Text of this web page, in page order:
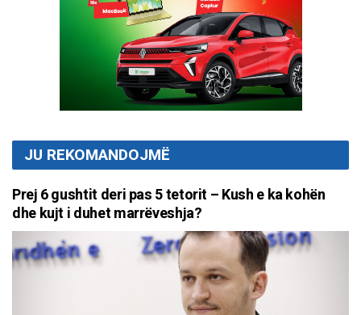
JU REKOMANDOJMË
Prej 6 gushtit deri pas 5 tetorit – Kush e ka kohën
dhe kujt i duhet marrëveshja?